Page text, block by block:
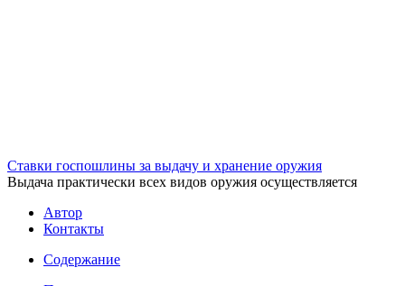
Ставки госпошлины за выдачу и хранение оружия
Выдача практически всех видов оружия осуществляется
Автор
Контакты
Содержание